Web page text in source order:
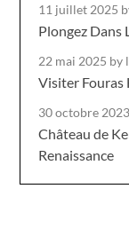
11 juillet 2025
Plongez Dans
22 mai 2025 by
Visiter Fouras
30 octobre 2023
Château de
Renaissance